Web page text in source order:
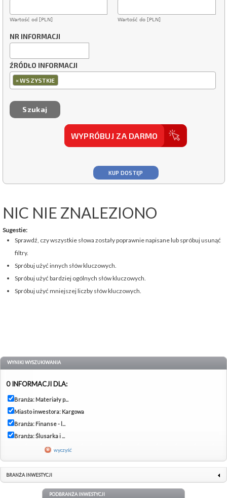
Wartość od [PLN] Wartość do [PLN]
NR INFORMACJI
ŹRÓDŁO INFORMACJI
×WSZYSTKIE
WYPRÓBUJ ZA DARMO
KUP DOSTĘP
NIC NIE ZNALEZIONO
Sugestie:
Sprawdź, czy wszystkie słowa zostały poprawnie napisane lub spróbuj usunąć
filtry.
Spróbuj użyć innych słów kluczowych.
Spróbuj użyć bardziej ogólnych słów kluczowych.
Spróbuj użyć mniejszej liczby słów kluczowych.
WYNIKI WYSZUKIWANIA
0 INFORMACJI DLA:
Branża: Materiały p...
Miasto inwestora: Kargowa
Branża: Finanse - l...
Branża: Ślusarka i ...
wyczyść
BRANŻA INWESTYCJI
PODBRANŻA INWESTYCJI